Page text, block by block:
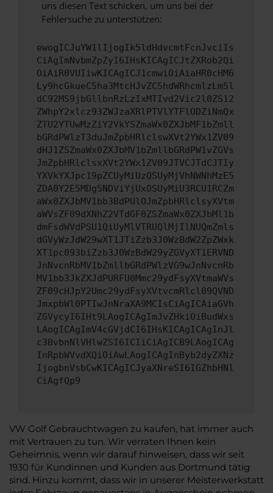
uns diesen Text schicken, um uns bei der
Fehlersuche zu unterstützen:
ewogICJuYW1lIjogIk5ldHdvcmtFcnJvciIs
CiAgImNvbmZpZyI6IHsKICAgICJtZXRob2Qi
OiAiR0VUIiwKICAgICJ1cmwiOiAiaHR0cHM6
Ly9hcGkueC5ha3MtcHJvZC5hdWRhcmlzLm5l
dC92MS9jbGllbnRzLzIxMTIvd2Vic2l0ZS12
ZWhpY2xlcz93ZWJzaXRlPTVlYTFlODZiNmQx
ZTU2YTUwMzZiY2VkYSZmaWx0ZXJbMF1bZmll
bGRdPWlzT3duJmZpbHRlclswXVt2YWx1ZV09
dHJ1ZSZmaWx0ZXJbMV1bZmllbGRdPW1vZGVs
JmZpbHRlclsxXVt2YWx1ZV09JTVCJTdCJTIy
YXVkYXJpc19pZCUyMiUzQSUyMjVhNWNhMzE5
ZDA0Y2E5MDg5NDViYjUxOSUyMiU3RCU1RCZm
aWx0ZXJbMV1bb3BdPUlOJmZpbHRlclsyXVtm
aWVsZF09dXNhZ2VTdGF0ZSZmaWx0ZXJbMl1b
dmFsdWVdPSU1QiUyMlVTRUQlMjIlNUQmZmls
dGVyWzJdW29wXT1JTiZzb3J0WzBdW2ZpZWxk
XT1pc093biZzb3J0WzBdW29yZGVyXT1ERVND
JnNvcnRbMV1bZmllbGRdPWlzVG9wJnNvcnRb
MV1bb3JkZXJdPURFU0Mmc29ydFsyXVtmaWVs
ZF09cHJpY2Umc29ydFsyXVtvcmRlcl09QVND
JmxpbWl0PTIwJnNraXA9MCIsCiAgICAiaGVh
ZGVycyI6IHt9LAogICAgImJvZHkiOiBudWxs
LAogICAgImV4cGVjdCI6IHsKICAgICAgInJl
c3BvbnNlVHlwZSI6ICIiCiAgICB9LAogICAg
InRpbWVvdXQiOiAwLAogICAgInByb2dyZXNz
IjogbnVsbCwKICAgICJyaXNreSI6IGZhbHNl
CiAgfQp9
VW Golf Gebrauchtwagen zu kaufen, hat immer auch
mit Vertrauen zu tun. Wir verraten Ihnen kein
Geheimnis, wenn wir darauf hinweisen, dass wir seit
1930 für Kundinnen und Kunden aus Dortmund tätig
sind. Hinzu kommt, dass wir in unserer Meisterwerkstatt